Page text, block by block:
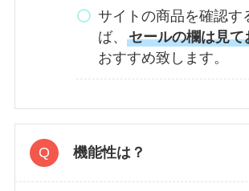
サイトの商品を確認す
ば、 セールの欄は見て
おすすめ致します。
機能性は？